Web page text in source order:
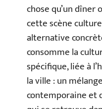
chose qu’un dîner
cette scène
alternative
consomme la
spécifique, liée à
la ville : un
contemporaine